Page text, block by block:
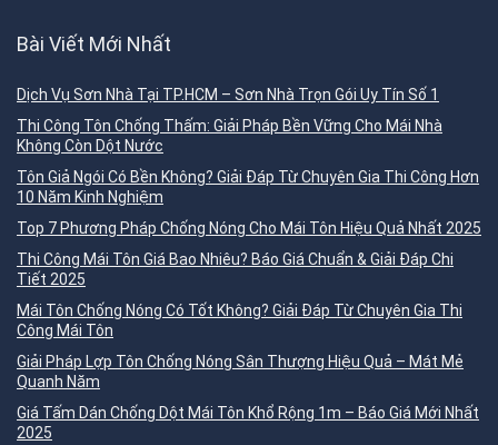
Bài Viết Mới Nhất
Dịch Vụ Sơn Nhà Tại TP.HCM – Sơn Nhà Trọn Gói Uy Tín Số 1
Thi Công Tôn Chống Thấm: Giải Pháp Bền Vững Cho Mái Nhà
Không Còn Dột Nước
Tôn Giả Ngói Có Bền Không? Giải Đáp Từ Chuyên Gia Thi Công Hơn
10 Năm Kinh Nghiệm
Top 7 Phương Pháp Chống Nóng Cho Mái Tôn Hiệu Quả Nhất 2025
Thi Công Mái Tôn Giá Bao Nhiêu? Báo Giá Chuẩn & Giải Đáp Chi
Tiết 2025
Mái Tôn Chống Nóng Có Tốt Không? Giải Đáp Từ Chuyên Gia Thi
Công Mái Tôn
Giải Pháp Lợp Tôn Chống Nóng Sân Thượng Hiệu Quả – Mát Mẻ
Quanh Năm
Giá Tấm Dán Chống Dột Mái Tôn Khổ Rộng 1m – Báo Giá Mới Nhất
2025